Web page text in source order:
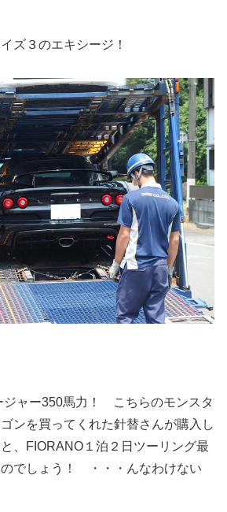
ズ３のエキシージ！
ジャー350馬力！ こちらのモンスタ
ンを買ってくれた針替さんが購入し
、FIORANO１泊２日ツーリング最
でしょう！ ・・・んなわけない